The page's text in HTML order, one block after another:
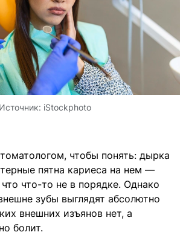
Источник: iStockphoto
чтобы понять: дырка
пятна кариеса на нем —
что-то не в порядке. Однако
зубы выглядят абсолютно
внешних изъянов нет, а
болит.